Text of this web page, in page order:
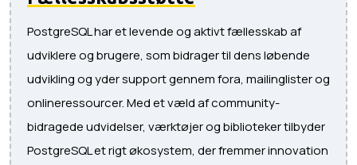
PostgreSQL har et levende og aktivt fællesskab af
udviklere og brugere, som bidrager til dens løbende
udvikling og yder support gennem fora, mailinglister og
onlineressourcer. Med et væld af community-
bidragede udvidelser, værktøjer og biblioteker tilbyder
PostgreSQL et rigt økosystem, der fremmer innovation